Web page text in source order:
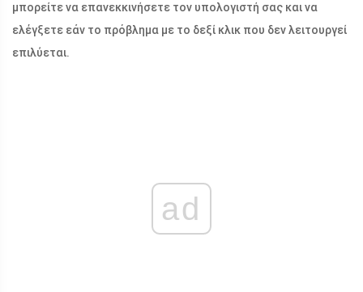
μπορείτε να επανεκκινήσετε τον υπολογιστή σας και να
ελέγξετε εάν το πρόβλημα με το δεξί κλικ που δεν λειτουργεί
επιλύεται.
ad